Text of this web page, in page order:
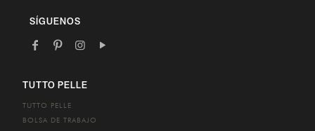
SÍGUENOS
TUTTO PELLE
TUTTO PELLE
BOLSA DE TRABAJO